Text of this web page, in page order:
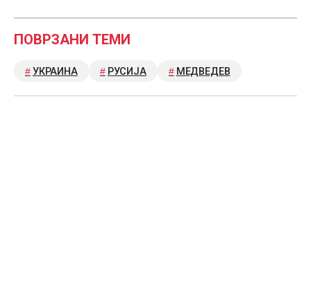
ПОВРЗАНИ ТЕМИ
УКРАИНА РУСИЈА МЕДВЕДЕВ